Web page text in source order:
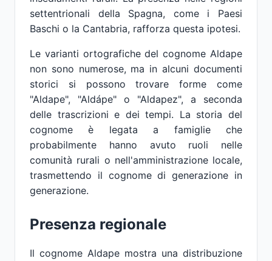
settentrionali della Spagna, come i Paesi
Baschi o la Cantabria, rafforza questa ipotesi.
Le varianti ortografiche del cognome Aldape
non sono numerose, ma in alcuni documenti
storici si possono trovare forme come
"Aldape", "Aldápe" o "Aldapez", a seconda
delle trascrizioni e dei tempi. La storia del
cognome è legata a famiglie che
probabilmente hanno avuto ruoli nelle
comunità rurali o nell'amministrazione locale,
trasmettendo il cognome di generazione in
generazione.
Presenza regionale
Il cognome Aldape mostra una distribuzione